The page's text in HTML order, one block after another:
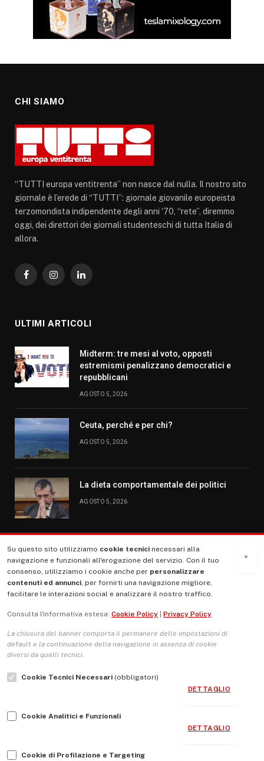
CHI SIAMO
“TUTTI europa ventitrenta” non nasce dal nulla. Il nostro sito
giornale è l’erede di “TUTTI”: giornale giovanile europeista
terzomondista indipendente degli anni ‘70, “rete”, diremmo
oggi, dei direttori dei giornali studenteschi di tutta Italia di
allora.
FacebookInstagramLinkedIn
ULTIMI ARTICOLI
Midterm: tre mesi al voto, opposti
estremismi penalizzano democratici e
repubblicani
AGOSTO 5, 2026
Ceuta, perché e per chi?
AGOSTO 5, 2026
La dieta comportamentale dei politici
AGOSTO 5, 2026
MENU
La Nostra Storia
Le Copertine
L’Associazione
Indirizzo Socio Politico Culturale
Guida per le autrici e gli autori
×
Su questo sito utilizziamo cookie tecnici necessari alla
navigazione e funzionali all'erogazione del servizio. Con il tuo
consenso, utilizziamo i cookie anche per personalizzare
contenuti ed annunci, per fornirti una navigazione migliore,
facilitare le interazioni social e analizzare il nostro traffico.
Consulta l'informativa estesa: Cookie Policy Privacy Policy
La chiusura del banner comporta il permanere delle impostazioni di
default e la continuazione della navigazione in assenza di cookie
diversi da quelli tecnici.
Cookie Tecnici Necessari (obbligatori)
DETTAGLIO
Cookie Analitici e Funzionali
DETTAGLIO
Cookie di Profilazione e Targeting